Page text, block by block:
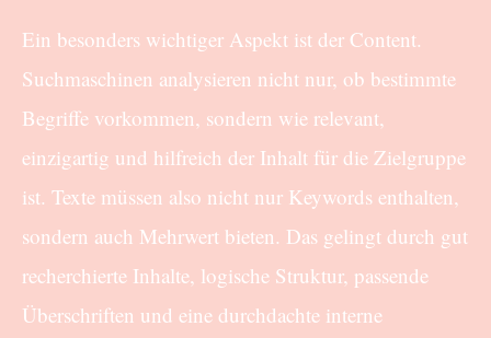
Ein besonders wichtiger Aspekt ist der Content.
Suchmaschinen analysieren nicht nur, ob bestimmte
Begriffe vorkommen, sondern wie relevant,
einzigartig und hilfreich der Inhalt für die Zielgruppe
ist. Texte müssen also nicht nur Keywords enthalten,
sondern auch Mehrwert bieten. Das gelingt durch gut
recherchierte Inhalte, logische Struktur, passende
Überschriften und eine durchdachte interne